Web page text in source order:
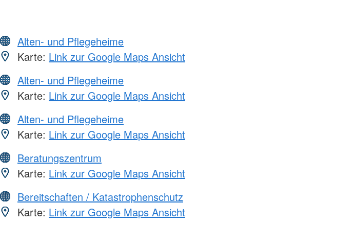
Alten- und Pflegeheime
Karte: Link zur Google Maps Ansicht
Alten- und Pflegeheime
Karte: Link zur Google Maps Ansicht
Alten- und Pflegeheime
Karte: Link zur Google Maps Ansicht
Beratungszentrum
Karte: Link zur Google Maps Ansicht
Bereitschaften / Katastrophenschutz
Karte: Link zur Google Maps Ansicht